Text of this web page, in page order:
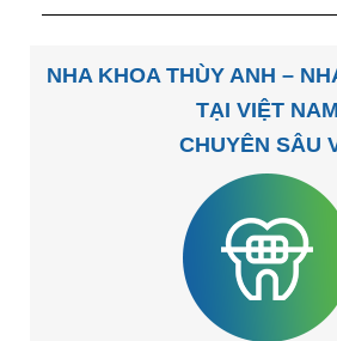
NHA KHOA THÙY ANH –
TẠI VIỆT NAM
CHUYÊN SÂU